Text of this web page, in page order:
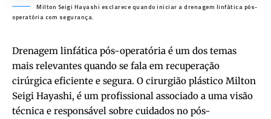
Milton Seigi Hayashi esclarece quando iniciar a drenagem linfática pós-
operatória com segurança.
Drenagem linfática pós-operatória é um dos temas
mais relevantes quando se fala em recuperação
cirúrgica eficiente e segura. O cirurgião plástico Milton
Seigi Hayashi, é um profissional associado a uma visão
técnica e responsável sobre cuidados no pós-